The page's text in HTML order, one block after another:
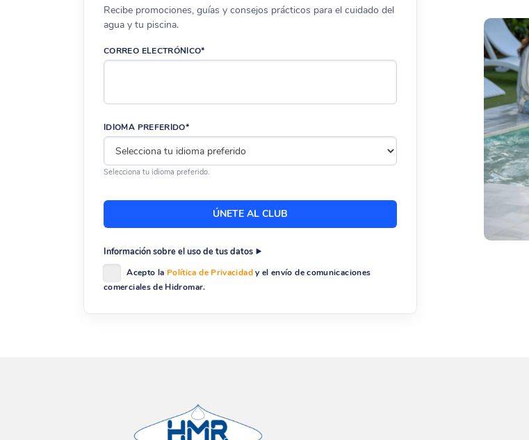
Recibe promociones, guías y consejos prácticos para el cuidado del
agua y tu piscina.
CORREO ELECTRÓNICO*
IDIOMA PREFERIDO*
Selecciona tu idioma preferido.
Información sobre el uso de tus datos
Acepto la Política de Privacidady el envío de comunicaciones
comerciales de Hidromar.